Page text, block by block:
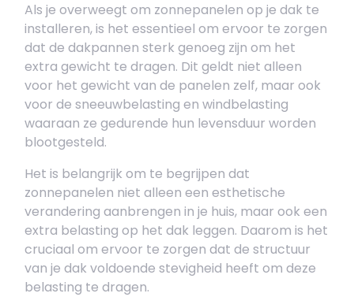
Als je overweegt om zonnepanelen op je dak te
installeren, is het essentieel om ervoor te zorgen
dat de dakpannen sterk genoeg zijn om het
extra gewicht te dragen. Dit geldt niet alleen
voor het gewicht van de panelen zelf, maar ook
voor de sneeuwbelasting en windbelasting
waaraan ze gedurende hun levensduur worden
blootgesteld.
Het is belangrijk om te begrijpen dat
zonnepanelen niet alleen een esthetische
verandering aanbrengen in je huis, maar ook een
extra belasting op het dak leggen. Daarom is het
cruciaal om ervoor te zorgen dat de structuur
van je dak voldoende stevigheid heeft om deze
belasting te dragen.